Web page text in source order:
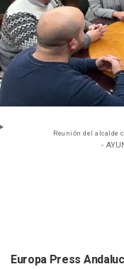
Reunión del alcalde
-
Europa Press